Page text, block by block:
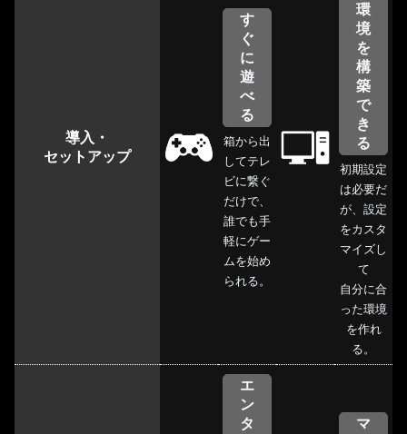
導入・
セットアップ
す
ぐ
に
遊
べ
る
箱から出
してテレ
ビに繋ぐ
だけで、
誰でも手
軽にゲー
ムを始め
られる。
環
境
を
構
築
で
き
る
初期設定
は必要だ
が、設定
をカスタ
マイズし
て
自分に合
った環境
を作れ
る。
エ
ン
タ
マ